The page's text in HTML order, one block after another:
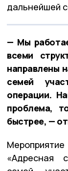
дальнейшей
— Мы
всеми
направлены
семей
операции.
проблема,
быстрее, —
«Адресная